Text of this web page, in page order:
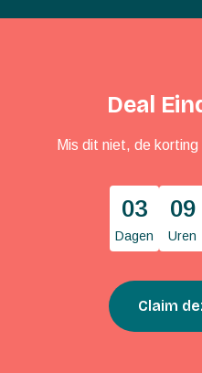
Deal
Mis dit niet, de
03
Dagen
09
Uren
Claim